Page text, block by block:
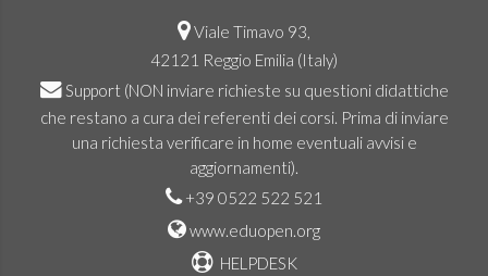
Viale Timavo 93,
42121 Reggio Emilia (Italy)
Support (NON inviare richieste su questioni didattiche
che restano a cura dei referenti dei corsi. Prima di inviare
una richiesta verificare in home eventuali avvisi e
aggiornamenti).
+39 0522 522 521
www.eduopen.org
HELPDESK